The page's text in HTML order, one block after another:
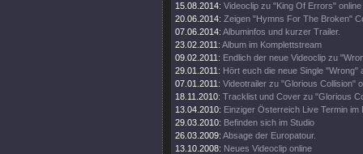
15.08.2014: Videoclip zu "King Of Errors" online
20.06.2014: Zeigen "Hymns For The Broken"
07.06.2014: Albuminfos und kurzer Trailer.
23.02.2011: Album im Komplettstream
09.02.2011: Endlich der neue Videoclip zu
29.01.2011: Hört euch die neue Single "Wrong"
07.01.2011: Videotrailer zu "Glorious Collision"
18.11.2010: Tracklist und Cover zu "Glorious
13.04.2010: Einziger Österreich Live Termin im
29.03.2010: Befinden sich im Studio
26.03.2009: Absage der Europatour.
13.10.2008: Neues Videoclip online